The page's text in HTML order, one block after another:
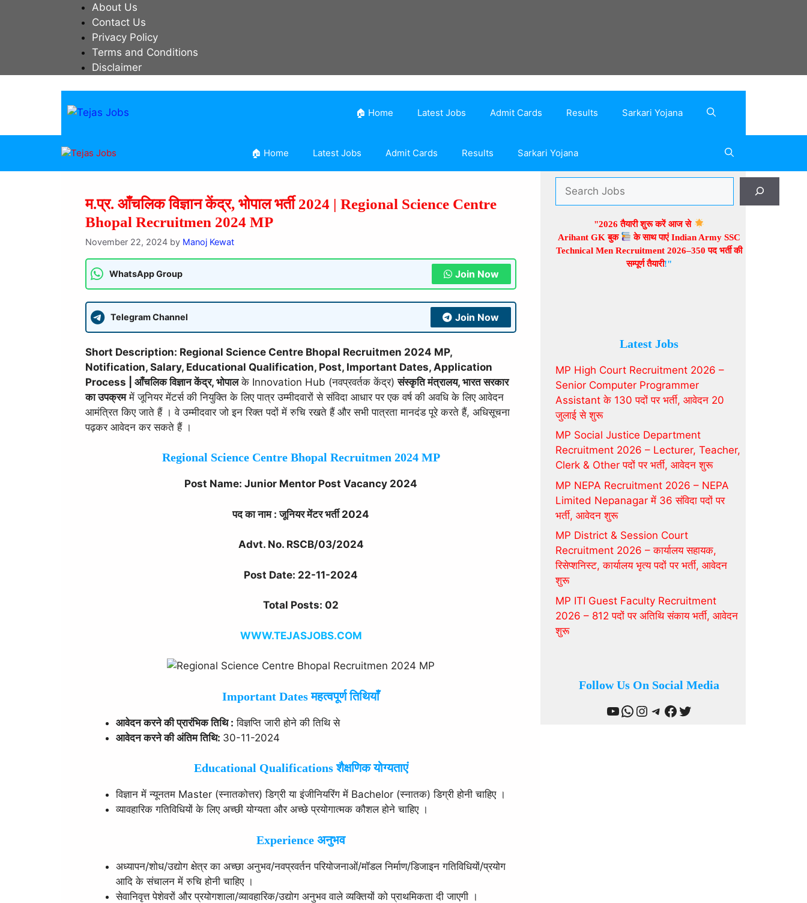
About Us
Contact Us
Privacy Policy
Terms and Conditions
Disclaimer
🏠 Home Latest Jobs Admit Cards Results Sarkari Yojana
🏠 Home Latest Jobs Admit Cards Results Sarkari Yojana
म.प्र. आँचलिक विज्ञान केंद्र, भोपाल भर्ती 2024 | Regional Science Centre
Bhopal Recruitmen 2024 MP
November 22, 2024 by Manoj Kewat
WhatsApp Group Join Now
Telegram Channel Join Now
Short Description: Regional Science Centre Bhopal Recruitmen 2024 MP,
Notification, Salary, Educational Qualification, Post, Important Dates, Application
Process | आँचलिक विज्ञान केंद्र, भोपालके Innovation Hub (नवप्रवर्तक केंद्र)संस्कृति मंत्रालय, भारत सरकार
का उपक्रममें जूनियर मेंटर्स की नियुक्ति के लिए पात्र उम्मीदवारों से संविदा आधार पर एक वर्ष की अवधि के लिए आवेदन
आमंत्रित किए जाते हैं । वे उम्मीदवार जो इन रिक्त पदों में रुचि रखते हैं और सभी पात्रता मानदंड पूरे करते हैं, अधिसूचना
पढ़कर आवेदन कर सकते हैं ।
Regional Science Centre Bhopal Recruitmen 2024 MP
Post Name: Junior Mentor Post Vacancy 2024
पद का नाम : जूनियर मेंटर भर्ती 2024
Advt. No. RSCB/03/2024
Post Date: 22-11-2024
Total Posts: 02
WWW.TEJASJOBS.COM
Important Dates महत्वपूर्ण तिथियाँ
आवेदन करने की प्रारंभिक तिथि : विज्ञप्ति जारी होने की तिथि से
आवेदन करने की अंतिम तिथि: 30-11-2024
Educational Qualifications शैक्षणिक योग्यताएं
विज्ञान में न्यूनतम Master (स्नातकोत्तर) डिग्री या इंजीनियरिंग में Bachelor (स्नातक) डिग्री होनी चाहिए ।
व्यावहारिक गतिविधियों के लिए अच्छी योग्यता और अच्छे प्रयोगात्मक कौशल होने चाहिए ।
Experience अनुभव
अध्यापन/शोध/उद्योग क्षेत्र का अच्छा अनुभव/नवप्रवर्तन परियोजनाओं/मॉडल निर्माण/डिजाइन गतिविधियों/प्रयोग
आदि के संचालन में रुचि होनी चाहिए ।
सेवानिवृत्त पेशेवरों और प्रयोगशाला/व्यावहारिक/उद्योग अनुभव वाले व्यक्तियों को प्राथमिकता दी जाएगी ।
"2026 तैयारी शुरू करें आज से
Arihant GK बुक
के साथ पाएं Indian Army SSC
Technical Men Recruitment 2026–350 पद भर्तीकी
सम्पूर्ण तैयारी!"
Latest Jobs
MP High Court Recruitment 2026 –
Senior Computer Programmer
Assistant के 130 पदों पर भर्ती, आवेदन 20
जुलाई से शुरू
MP Social Justice Department
Recruitment 2026 – Lecturer, Teacher,
Clerk & Other पदों पर भर्ती, आवेदन शुरू
MP NEPA Recruitment 2026 – NEPA
Limited Nepanagar में 36 संविदा पदों पर
भर्ती, आवेदन शुरू
MP District & Session Court
Recruitment 2026 – कार्यालय सहायक,
रिसेप्शनिस्ट, कार्यालय भृत्य पदों पर भर्ती, आवेदन
शुरू
MP ITI Guest Faculty Recruitment
2026 – 812 पदों पर अतिथि संकाय भर्ती, आवेदन
शुरू
Follow Us On Social Media
YouTube
WhatsApp
Instagram
Telegram
Facebook
Twitter